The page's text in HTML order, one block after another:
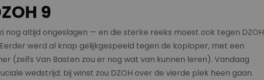
9
nog altijd ongeslagen — en die sterke reeks moest ook tegen DZOH
werd al knap gelijkgespeeld tegen de koploper, met een
(zelfs Van Basten zou er nog wat van kunnen leren). Vandaag
wedstrijd: bij winst zou DZOH over de vierde plek heen gaan.